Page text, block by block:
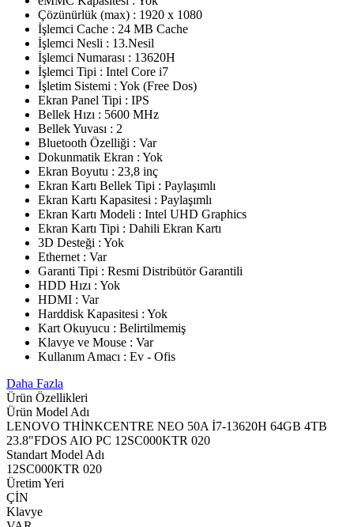
Çözünürlük (max) : 1920 x 1080
İşlemci Cache : 24 MB Cache
İşlemci Nesli : 13.Nesil
İşlemci Numarası : 13620H
İşlemci Tipi : Intel Core i7
İşletim Sistemi : Yok (Free Dos)
Ekran Panel Tipi : IPS
Bellek Hızı : 5600 MHz
Bellek Yuvası : 2
Bluetooth Özelliği : Var
Dokunmatik Ekran : Yok
Ekran Boyutu : 23,8 inç
Ekran Kartı Bellek Tipi : Paylaşımlı
Ekran Kartı Kapasitesi : Paylaşımlı
Ekran Kartı Modeli : Intel UHD Graphics
Ekran Kartı Tipi : Dahili Ekran Kartı
3D Desteği : Yok
Ethernet : Var
Garanti Tipi : Resmi Distribütör Garantili
HDD Hızı : Yok
HDMI : Var
Harddisk Kapasitesi : Yok
Kart Okuyucu : Belirtilmemiş
Klavye ve Mouse : Var
Kullanım Amacı : Ev - Ofis
Daha Fazla
Ürün Özellikleri
Ürün Model Adı
LENOVO THİNKCENTRE NEO 50A İ7-13620H 64GB 4TB
23.8"FDOS AIO PC 12SC000KTR 020
Standart Model Adı
12SC000KTR 020
Üretim Yeri
ÇİN
Klavye